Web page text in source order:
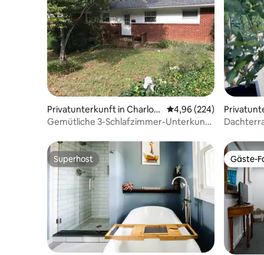
Privatunterkunft in Charlott
esville
Durchschnittliche
4,96 (224)
Gemütliche 3-Schlafzimmer-Unterkunft
esville
Superhost
Superhost Gäste-
Gäste-